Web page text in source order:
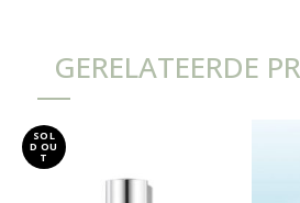
GERELATEERDE
SOL
D OU
T